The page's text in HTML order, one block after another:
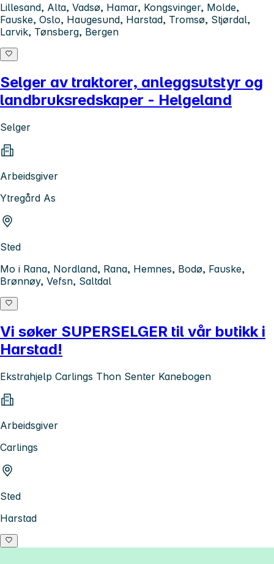
Lillesand, Alta, Vadsø, Hamar, Kongsvinger, Molde,
Fauske, Oslo, Haugesund, Harstad, Tromsø, Stjørdal,
Larvik, Tønsberg, Bergen
Selger av traktorer, anleggsutstyr og
landbruksredskaper - Helgeland
Selger
Arbeidsgiver
Ytregård As
Sted
Mo i Rana, Nordland, Rana, Hemnes, Bodø, Fauske,
Brønnøy, Vefsn, Saltdal
Vi søker SUPERSELGER til vår butikk i
Harstad!
Ekstrahjelp Carlings Thon Senter Kanebogen
Arbeidsgiver
Carlings
Sted
Harstad